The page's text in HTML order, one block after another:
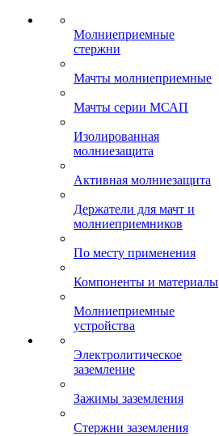
Молниеприемные
стержни
Мачты молниеприемные
Мачты серии МСАП
Изолированная
молниезащита
Активная молниезащита
Держатели для мачт и
молниеприемников
По месту применения
Компоненты и материалы
Молниеприемные
устройства
Электролитическое
заземление
Зажимы заземления
Стержни заземления